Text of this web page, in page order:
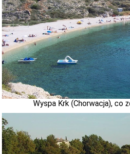
Wyspa Krk (Chorwacja), co